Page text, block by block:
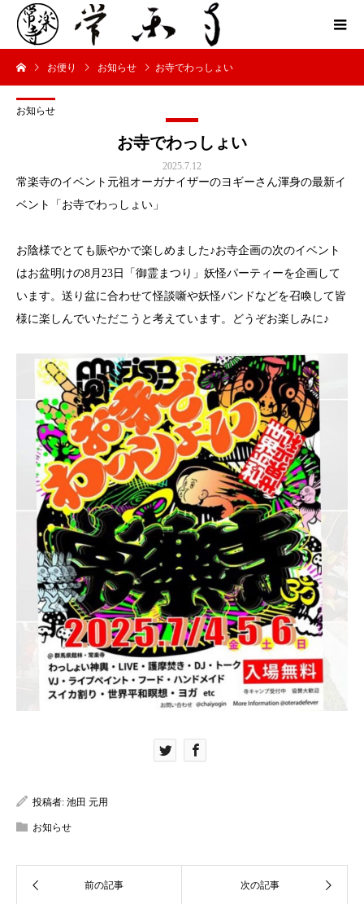
お便り お知らせ お寺でわっしょい
お知らせ
お寺でわっしょい
2025.7.12
常楽寺のイベント元祖オーガナイザーのヨギーさん渾身の最新イ
ベント「お寺でわっしょい」
お陰様でとても賑やかで楽しめました♪お寺企画の次のイベント
はお盆明けの8月23日「御霊まつり」妖怪パーティーを企画して
います。送り盆に合わせて怪談噺や妖怪バンドなどを召喚して皆
様に楽しんでいただこうと考えています。どうぞお楽しみに♪
投稿者: 池田 元用
お知らせ